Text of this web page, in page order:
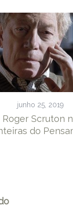
junho 25, 2019
Roger Scruton
do